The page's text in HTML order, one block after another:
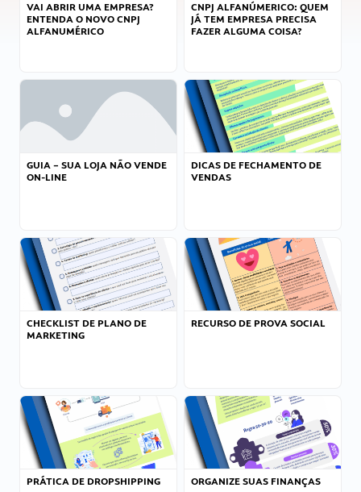
VAI ABRIR UMA EMPRESA?
ENTENDA O NOVO CNPJ
ALFANUMÉRICO
CNPJ ALFANÚMERICO: QUEM
JÁ TEM EMPRESA PRECISA
FAZER ALGUMA COISA?
GUIA – SUA LOJA NÃO VENDE
ON-LINE
DICAS DE FECHAMENTO DE
VENDAS
CHECKLIST DE PLANO DE
MARKETING
RECURSO DE PROVA SOCIAL
PRÁTICA DE DROPSHIPPING ORGANIZE SUAS FINANÇAS